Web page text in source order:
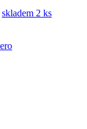
skladem 2 ks